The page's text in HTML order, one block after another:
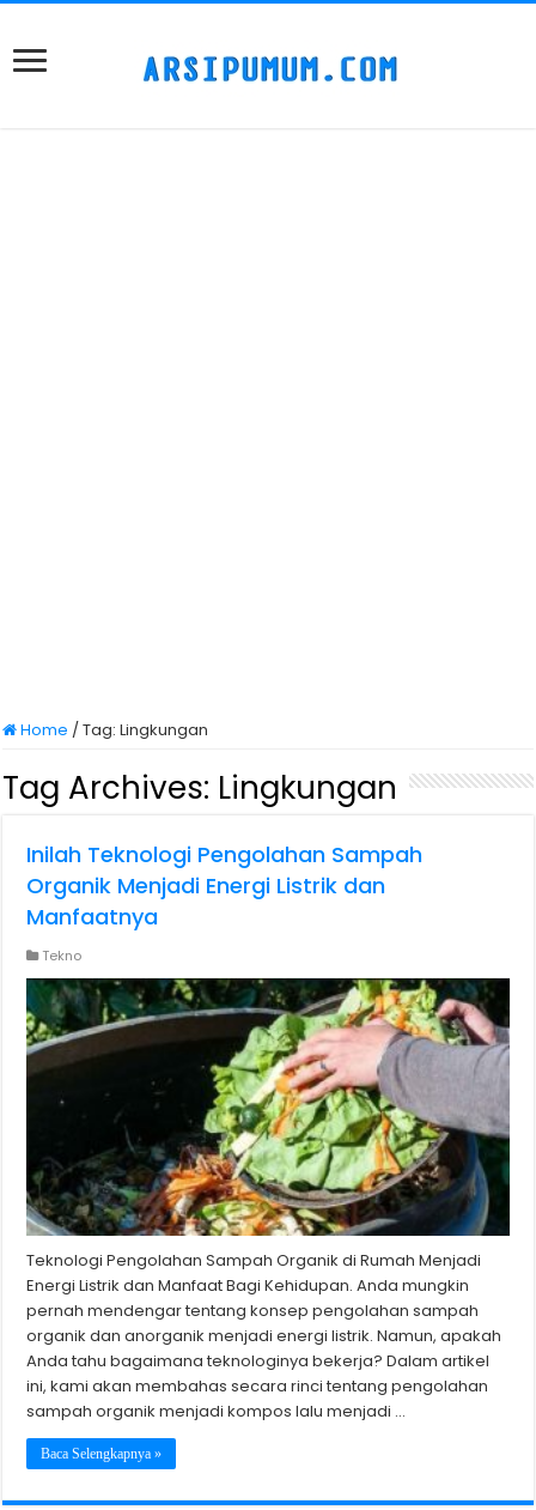
Home /Tag:Lingkungan
Tag Archives: Lingkungan
Inilah Teknologi Pengolahan Sampah
Organik Menjadi Energi Listrik dan
Manfaatnya
Tekno
Teknologi Pengolahan Sampah Organik di Rumah Menjadi
Energi Listrik dan Manfaat Bagi Kehidupan. Anda mungkin
pernah mendengar tentang konsep pengolahan sampah
organik dan anorganik menjadi energi listrik. Namun, apakah
Anda tahu bagaimana teknologinya bekerja? Dalam artikel
ini, kami akan membahas secara rinci tentang pengolahan
sampah organik menjadi kompos lalu menjadi …
Baca Selengkapnya »